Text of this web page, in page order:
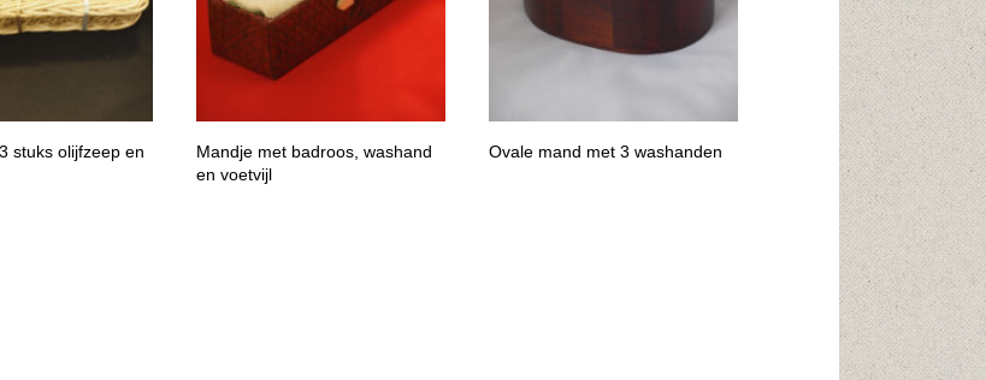
stuks olijfzeep en
Mandje met badroos, washand
en voetvijl
Ovale mand met 3 washanden